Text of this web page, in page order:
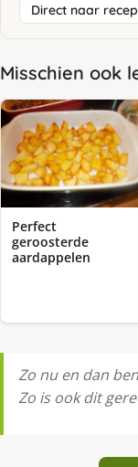
Direct naar
Misschien ook
Perfect
geroosterde
aardappelen
Zo nu en dan
Zo is ook dit